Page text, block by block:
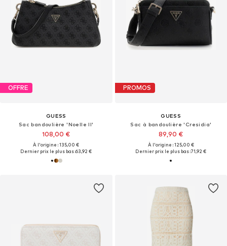
OFFRE
GUESS
Sac bandoulière 'Noelle II'
108,00 €
À l'origine : 135,00 €
Dernier prix le plus bas :63,92 €
PROMOS
GUESS
Sac à bandoulière 'Cresidia'
89,90 €
À l'origine : 125,00 €
Dernier prix le plus bas :71,92 €